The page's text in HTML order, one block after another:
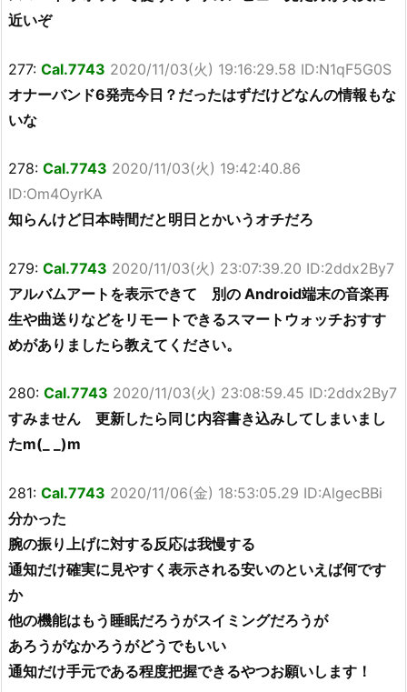
近いぞ
277: Cal.7743 2020/11/03(火) 19:16:29.58 ID:N1qF5G0S
オナーバンド6発売今日？だったはずだけどなんの情報もな
いな
278: Cal.7743 2020/11/03(火) 19:42:40.86
ID:Om4OyrKA
知らんけど日本時間だと明日とかいうオチだろ
279: Cal.7743 2020/11/03(火) 23:07:39.20 ID:2ddx2By7
アルバムアートを表示できて 別の Android端末の音楽再
生や曲送りなどをリモートできるスマートウォッチおすす
めがありましたら教えてください。
280: Cal.7743 2020/11/03(火) 23:08:59.45 ID:2ddx2By7
すみません 更新したら同じ内容書き込みしてしまいまし
たm(_ _)m
281: Cal.7743 2020/11/06(金) 18:53:05.29 ID:AlgecBBi
分かった
腕の振り上げに対する反応は我慢する
通知だけ確実に見やすく表示される安いのといえば何です
か
他の機能はもう睡眠だろうがスイミングだろうが
あろうがなかろうがどうでもいい
通知だけ手元である程度把握できるやつお願いします！